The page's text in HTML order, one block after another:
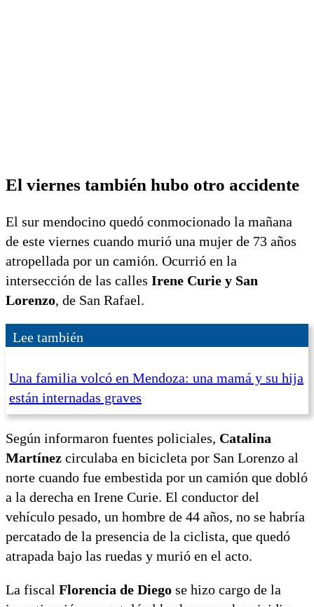
El viernes también hubo otro accidente
El sur mendocino quedó conmocionado la mañana
de este viernes cuando murió una mujer de 73 años
atropellada por un camión. Ocurrió en la
intersección de las calles Irene Curie y San
Lorenzo, de San Rafael.
Lee también
Una familia volcó en Mendoza: una mamá y su hija
están internadas graves
Según informaron fuentes policiales, Catalina
Martínez circulaba en bicicleta por San Lorenzo al
norte cuando fue embestida por un camión que dobló
a la derecha en Irene Curie. El conductor del
vehículo pesado, un hombre de 44 años, no se habría
percatado de la presencia de la ciclista, que quedó
atrapada bajo las ruedas y murió en el acto.
La fiscal Florencia de Diego se hizo cargo de la